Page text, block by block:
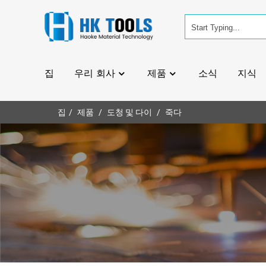
집 우리 회사 제품 소식 지식
집 제품 도청 및 다이 죽다